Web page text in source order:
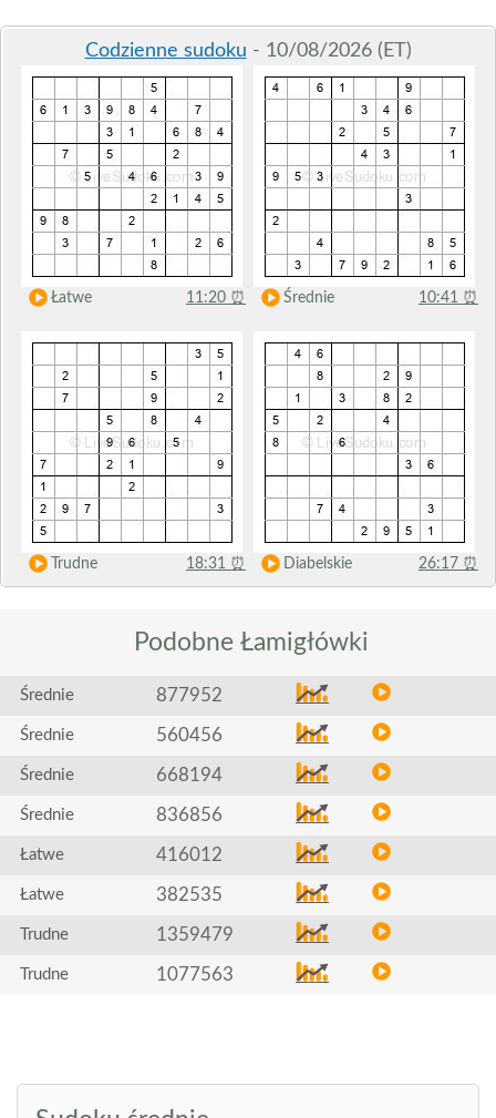
Codzienne sudoku - 10/08/2026 (ET)
Łatwe 11:20 ⏰ Średnie 10:41 ⏰
Trudne 18:31 ⏰ Diabelskie 26:17 ⏰
Podobne Łamigłówki
Średnie 877952
Średnie 560456
Średnie 668194
Średnie 836856
Łatwe 416012
Łatwe 382535
Trudne 1359479
Trudne 1077563